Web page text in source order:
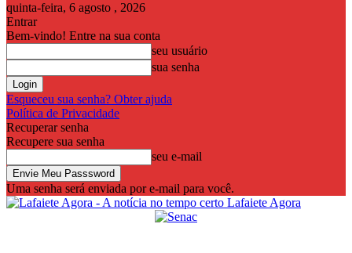
quinta-feira, 6 agosto , 2026
Entrar
Bem-vindo! Entre na sua conta
seu usuário
sua senha
Esqueceu sua senha? Obter ajuda
Política de Privacidade
Recuperar senha
Recupere sua senha
seu e-mail
Uma senha será enviada por e-mail para você.
Lafaiete Agora